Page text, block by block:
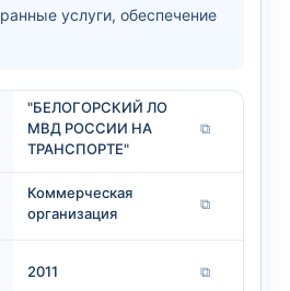
услуги, обеспечение
"БЕЛОГОРСКИЙ ЛО
МВД РОССИИ НА
ТРАНСПОРТЕ"
⧉
Коммерческая
организация
⧉
2011 ⧉